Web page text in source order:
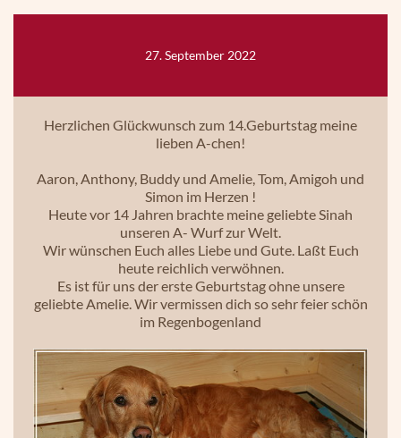
27. September 2022
Herzlichen Glückwunsch zum 14.Geburtstag meine
lieben A-chen!
Aaron, Anthony, Buddy und Amelie, Tom, Amigoh und
Simon im Herzen !
Heute vor 14 Jahren brachte meine geliebte Sinah
unseren A- Wurf zur Welt.
Wir wünschen Euch alles Liebe und Gute. Laßt Euch
heute reichlich verwöhnen.
Es ist für uns der erste Geburtstag ohne unsere
geliebte Amelie. Wir vermissen dich so sehr feier schön
im Regenbogenland